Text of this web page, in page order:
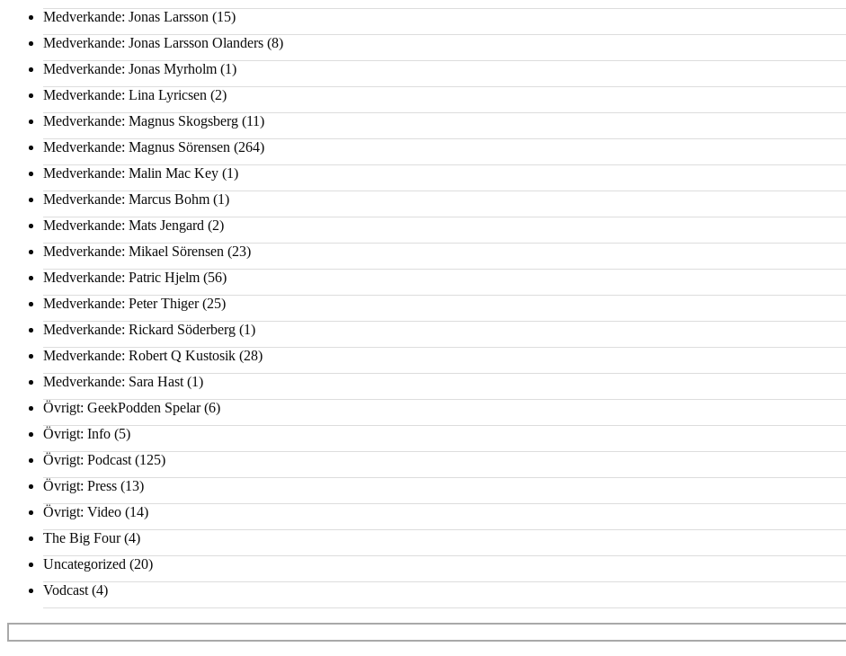
Medverkande: Jonas Larsson (15)
Medverkande: Jonas Larsson Olanders (8)
Medverkande: Jonas Myrholm (1)
Medverkande: Lina Lyricsen (2)
Medverkande: Magnus Skogsberg (11)
Medverkande: Magnus Sörensen (264)
Medverkande: Malin Mac Key (1)
Medverkande: Marcus Bohm (1)
Medverkande: Mats Jengard (2)
Medverkande: Mikael Sörensen (23)
Medverkande: Patric Hjelm (56)
Medverkande: Peter Thiger(25)
Medverkande: Rickard Söderberg (1)
Medverkande: Robert Q Kustosik (28)
Medverkande: Sara Hast (1)
Övrigt: GeekPodden Spelar(6)
Övrigt: Info (5)
Övrigt: Podcast (125)
Övrigt: Press (13)
Övrigt: Video (14)
The Big Four(4)
Uncategorized (20)
Vodcast (4)